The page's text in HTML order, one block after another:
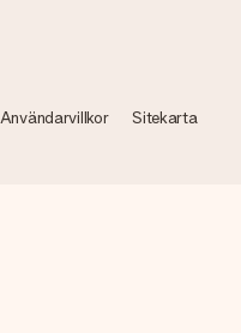
Användarvillkor Sitekarta